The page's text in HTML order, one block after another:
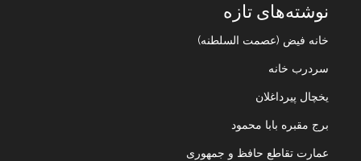
نوشته‌های تازه
خانه فیض (عصمت السلطنه)
سردرب خانه
یخچال پیرداغلان
برج مقبره بابا محمود
عمارت تقاطع حافظ و جمهوری